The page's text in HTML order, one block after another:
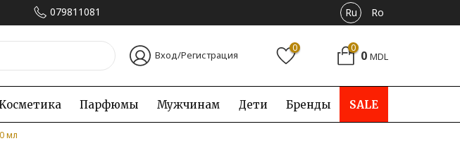
079811081 Ru Ro
Вход/Регистрация
0 0 0 MDL
Парфюмы Мужчинам Дети Бренды SALE
мл